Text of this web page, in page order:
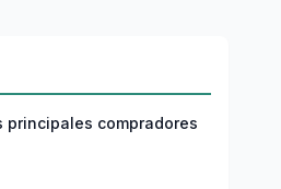
principales compradores